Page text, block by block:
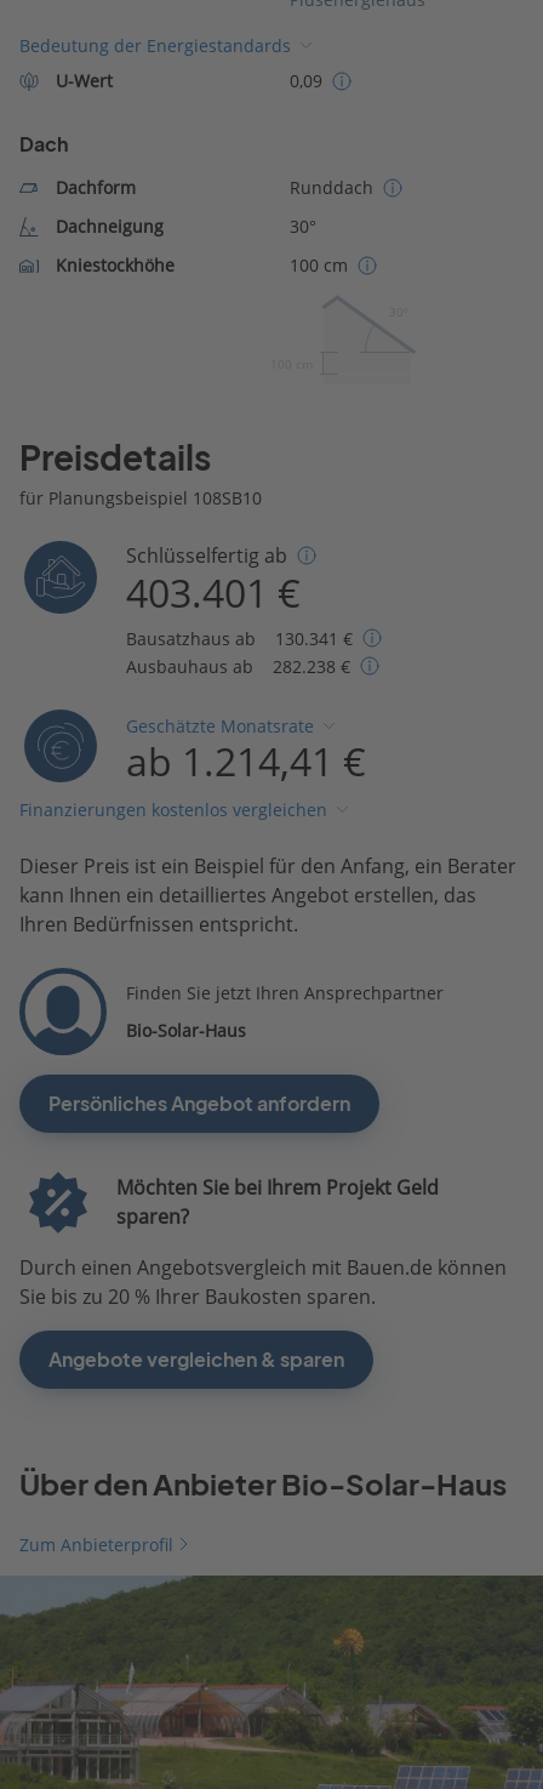
Bedeutung der Energiestandards
U-Wert
0,09
Dach
Dachform
Runddach
Dachneigung
30°
Kniestockhöhe
100 cm
Preisdetails
für Planungsbeispiel 108SB10
Schlüsselfertig ab
403.401 €
Bausatzhaus ab
130.341 €
Ausbauhaus ab
282.238 €
Geschätzte Monatsrate
ab 1.214,41 €
Finanzierungen kostenlos vergleichen
Dieser Preis ist ein Beispiel für den Anfang, ein Berater
kann Ihnen ein detailliertes Angebot erstellen, das
Ihren Bedürfnissen entspricht.
Finden Sie jetzt Ihren Ansprechpartner
Bio-Solar-Haus
Persönliches Angebot anfordern
Möchten Sie bei Ihrem Projekt Geld
sparen?
Durch einen Angebotsvergleich mit Bauen.de können
Sie bis zu 20 % Ihrer Baukosten sparen.
Angebote vergleichen & sparen
Über den Anbieter Bio-Solar-Haus
Zum Anbieterprofil